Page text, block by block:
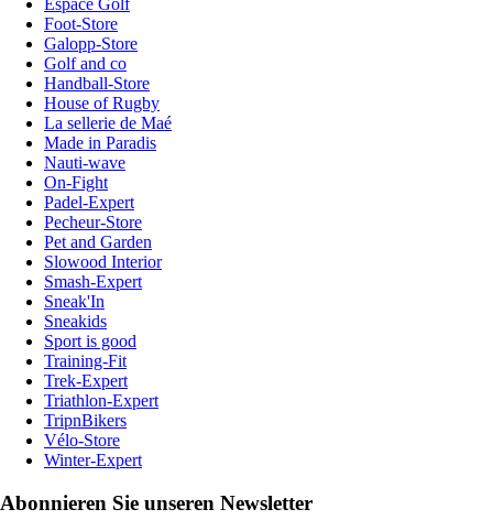
Espace Golf
Foot-Store
Galopp-Store
Golf and co
Handball-Store
House of Rugby
La sellerie de Maé
Made in Paradis
Nauti-wave
On-Fight
Padel-Expert
Pecheur-Store
Pet and Garden
Slowood Interior
Smash-Expert
Sneak'In
Sneakids
Sport is good
Training-Fit
Trek-Expert
Triathlon-Expert
TripnBikers
Vélo-Store
Winter-Expert
Abonnieren Sie unseren Newsletter